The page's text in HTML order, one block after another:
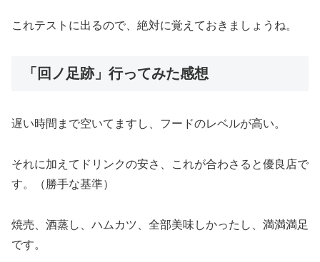
これテストに出るので、絶対に覚えておきましょうね。
「回ノ足跡」行ってみた感想
遅い時間まで空いてますし、フードのレベルが高い。
それに加えてドリンクの安さ、これが合わさると優良店で
す。（勝手な基準）
焼売、酒蒸し、ハムカツ、全部美味しかったし、満満満足
です。